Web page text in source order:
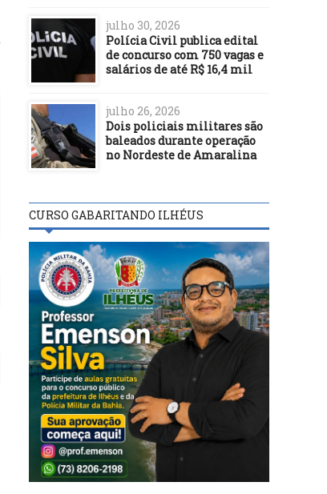
julho 30, 2026
Polícia Civil publica edital
de concurso com 750 vagas e
salários de até R$ 16,4 mil
julho 26, 2026
Dois policiais militares são
baleados durante operação
no Nordeste de Amaralina
CURSO GABARITANDO ILHÉUS